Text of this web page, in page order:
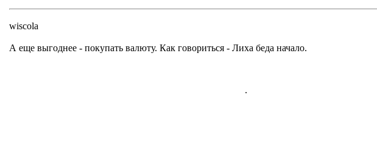
wiscola
А еще выгоднее - покупать валюту. Как говориться - Лиха беда начало.
.